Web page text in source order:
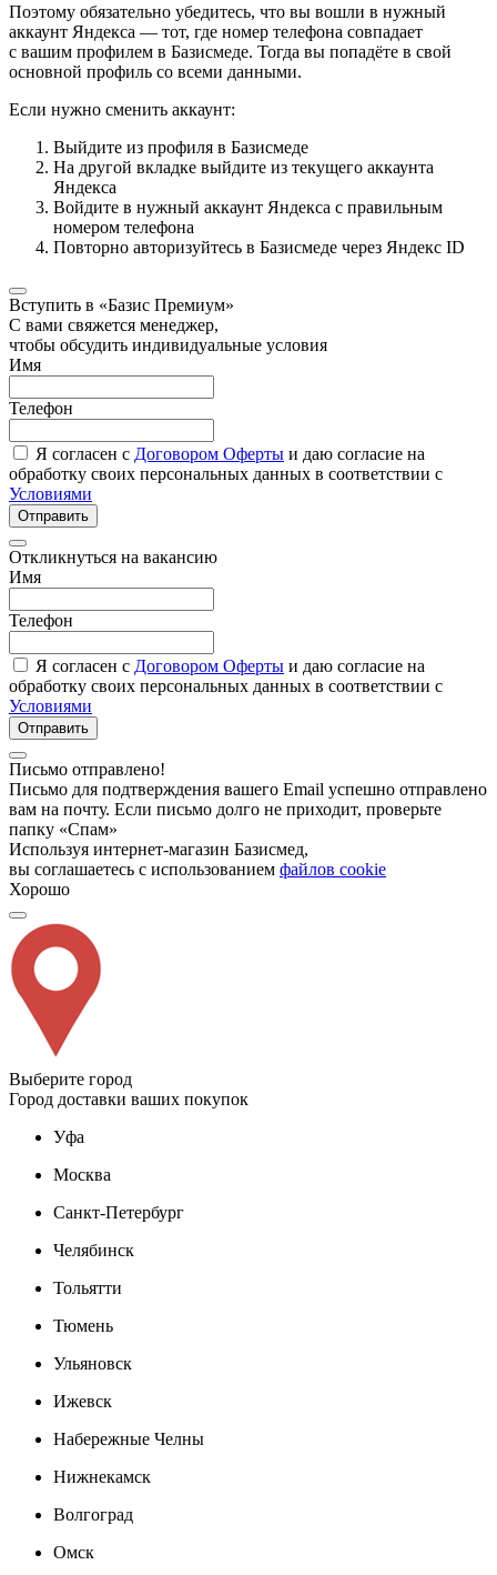
Поэтому обязательно убедитесь, что вы вошли в нужный
аккаунт Яндекса — тот, где номер телефона совпадает
с вашим профилем в Базисмеде. Тогда вы попадёте в свой
основной профиль со всеми данными.
Если нужно сменить аккаунт:
Выйдите из профиля в Базисмеде
На другой вкладке выйдите из текущего аккаунта
Яндекса
Войдите в нужный аккаунт Яндекса с правильным
номером телефона
Повторно авторизуйтесь в Базисмеде через Яндекс ID
Вступить в «Базис Премиум»
С вами свяжется менеджер,
чтобы обсудить индивидуальные условия
Имя
Телефон
Я согласен с Договором Оферты и даю согласие на
обработку своих персональных данных в соответствии с
Условиями
Отправить
Откликнуться на вакансию
Имя
Телефон
Я согласен с Договором Оферты и даю согласие на
обработку своих персональных данных в соответствии с
Условиями
Отправить
Письмо отправлено!
Письмо для подтверждения вашего Email успешно отправлено
вам на почту. Если письмо долго не приходит, проверьте
папку «Спам»
Используя интернет-магазин Базисмед,
вы соглашаетесь с использованием файлов cookie
Хорошо
Выберите город
Город доставки ваших покупок
Уфа
Москва
Санкт-Петербург
Челябинск
Тольятти
Тюмень
Ульяновск
Ижевск
Набережные Челны
Нижнекамск
Волгоград
Омск